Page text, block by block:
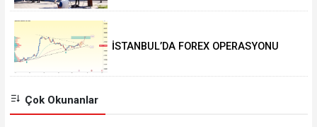
İSTANBUL’DA FOREX OPERASYONU
Çok Okunanlar